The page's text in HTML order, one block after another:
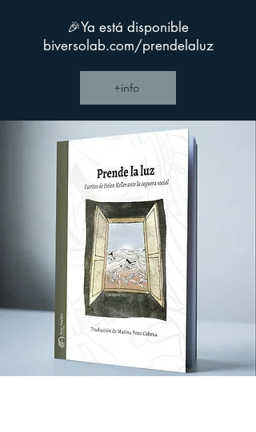
🎉Ya está disponible
biversolab.com/prendelaluz
+info